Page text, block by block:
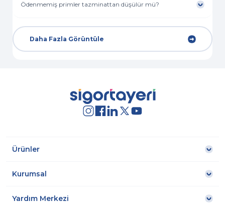
Ödenmemiş primler tazminattan düşülür mü?
Daha Fazla Görüntüle
Ürünler
Kurumsal
Yardım Merkezi